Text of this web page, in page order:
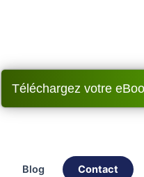
Téléchargez votre
blog contact